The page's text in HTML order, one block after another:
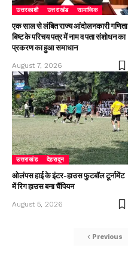
उत्तरकाशी उत्तराखंड सामाजिक
एक साल से लंबित राज्य आंदोलनकारी गणिता
बिष्ट के परिचय पत्र में नाम व पता संशोधन का
प्रकरण का हुआ समाधान
August 7, 2026
उत्तराखंड देहरादून
ओलंपस हाई के इंटर-हाउस फुटबॉल टूर्नामेंट
में रिग हाउस बना चैंपियन
August 5, 2026
Previous